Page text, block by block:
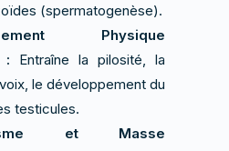
(spermatogenèse).
Physique
: Entraîne la pilosité, la
le développement du
testicules.
et Masse